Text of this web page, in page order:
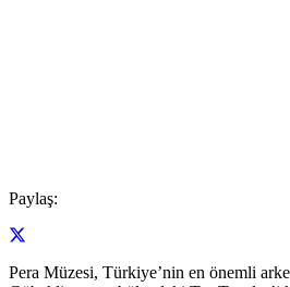
Paylaş:
Pera Müzesi, Türkiye’nin en önemli